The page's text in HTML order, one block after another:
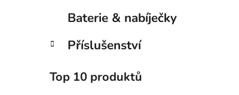
Baterie & nabíječky
Příslušenství
Top 10 produktů